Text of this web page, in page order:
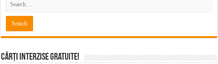
Cărți Interzise Gratuite!